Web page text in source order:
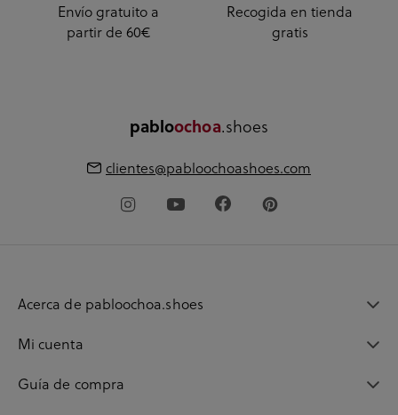
Envío gratuito a
partir de 60€
Recogida en tienda
gratis
pabloochoa.shoes
clientes@pabloochoashoes.com
Acerca de pabloochoa.shoes
Mi cuenta
Guía de compra